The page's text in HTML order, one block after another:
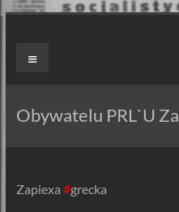
Skip
ZAPIEXY
–
SMAK
Menu
Obywatelu PRL`U
Zapiexa #grecka